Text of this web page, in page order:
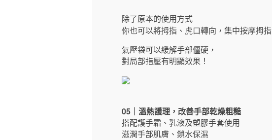
除了原本的使用方式
你也可以將拇指、虎口轉向，集中按摩拇指
氣壓袋可以緩解手部僵硬，
對局部指壓有明顯效果！
05｜溫熱護理，改善手部乾燥粗糙
搭配護手霜、乳液及塑膠手套使用
滋潤手部肌膚、鎖水保濕